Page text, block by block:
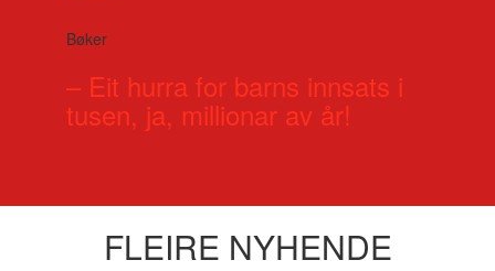
Bøker
– Eit hurra for barns innsats i
tusen, ja, millionar av år!
FLEIRE NYHENDE